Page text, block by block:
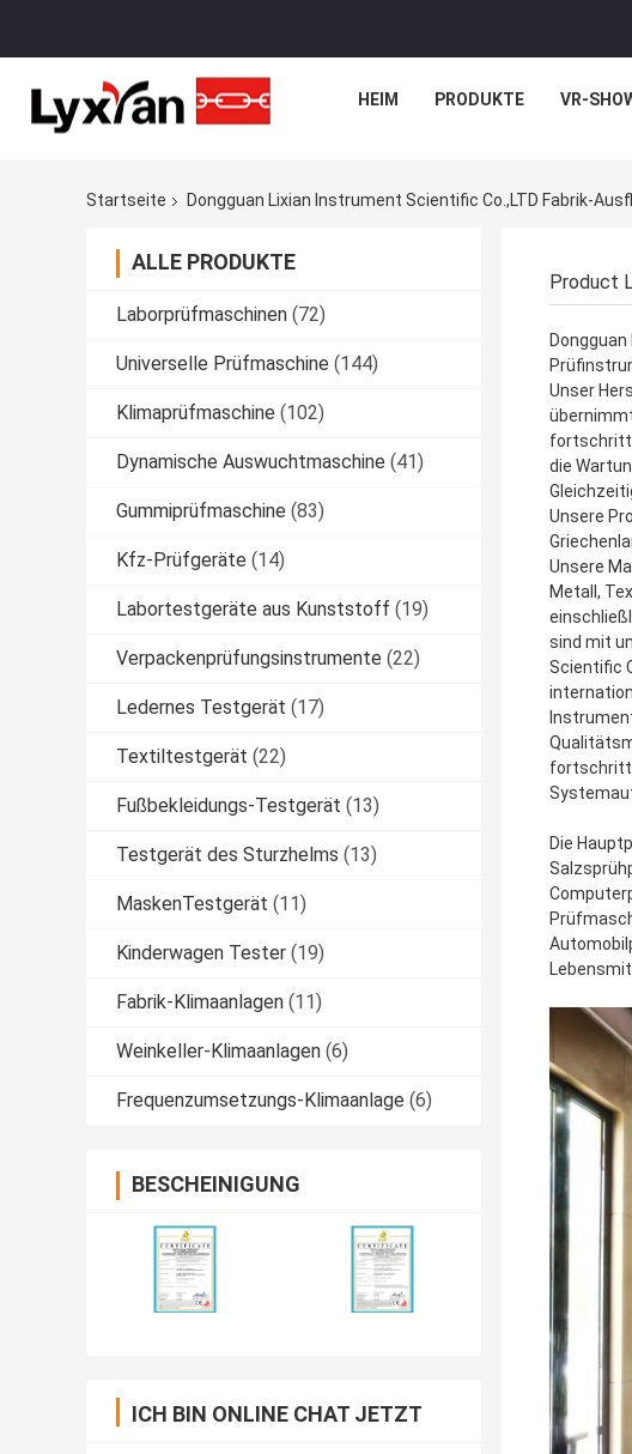
HEIM PRODUKTE VR-
Startseite Dongguan Lixian Instrument Scientific Co.,LTD Fabrik-
ALLE PRODUKTE
Laborprüfmaschinen (72)
Universelle Prüfmaschine (144)
Klimaprüfmaschine (102)
Dynamische Auswuchtmaschine (41)
Gummiprüfmaschine (83)
Kfz-Prüfgeräte (14)
Labortestgeräte aus Kunststoff (19)
Verpackenprüfungsinstrumente (22)
Ledernes Testgerät (17)
Textiltestgerät (22)
Fußbekleidungs-Testgerät (13)
Testgerät des Sturzhelms (13)
MaskenTestgerät (11)
Kinderwagen Tester (19)
Fabrik-Klimaanlagen (11)
Weinkeller-Klimaanlagen (6)
Frequenzumsetzungs-Klimaanlage (6)
BESCHEINIGUNG
ICH BIN ONLINE CHAT JETZT
Product
Unser
die
Unsere
Unsere
Metall,
sind mit
Scientific
Die